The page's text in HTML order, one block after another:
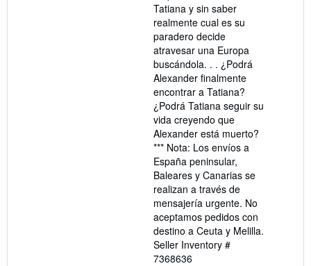
Tatiana y sin saber
realmente cual es su
paradero decide
atravesar una Europa
buscándola. . . ¿Podrá
Alexander finalmente
encontrar a Tatiana?
¿Podrá Tatiana seguir su
vida creyendo que
Alexander está muerto?
*** Nota: Los envíos a
España peninsular,
Baleares y Canarias se
realizan a través de
mensajería urgente. No
aceptamos pedidos con
destino a Ceuta y Melilla.
Seller Inventory #
7368636